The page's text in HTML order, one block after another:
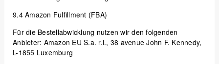
9.4Amazon Fulfillment (FBA)
Für die Bestellabwicklung nutzen wir den folgenden
Anbieter: Amazon EU S.a. r.l., 38 avenue John F. Kennedy,
L-1855 Luxemburg